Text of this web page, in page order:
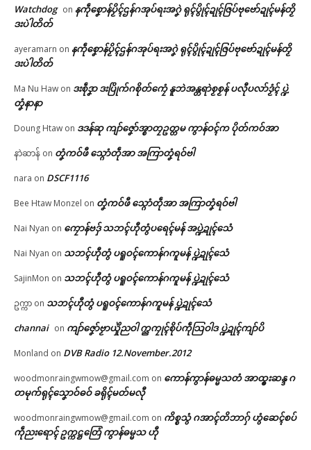
In "ပရိုၚ်"
Watchdog on နကဵုစၞောန်ပၟိၚ်ဌန်ဂအုပ်ရးအဂၞဲ ရုၚ်ပွိုၚ်ဍုၚ်ဇြပ်ဗုဗော်ဍုၚ်မန်တၟိ
ဒးပဲါတိတ်
ayeramarn on နကဵုစၞောန်ပၟိၚ်ဌန်ဂအုပ်ရးအဂၞဲ ရုၚ်ပွိုၚ်ဍုၚ်ဇြပ်ဗုဗော်ဍုၚ်မန်တၟိ
ဒးပဲါတိတ်
Ma Nu Haw on ဒးစဵုဒၞာ ဒးပြိုက်ဂစိုတ်ကၠေံ နူဘဲအန္တရာဲစၟစၟန် ပလီုပလာ်ဒၟံၚ် ပ္ဍဲ
တၞံနာနာ
Doung Htaw on ဒဒန်ဆု ကျာ်ဇၞော်အ္စာတၠဥတ္တမ ကွာန်ဝၚ်က ပိုတ်ကဝ်အာ
နာဲဆာန် on တၞံကဝ်ဖီ သ္ဂောံတဵုအာ အကြာတၞံရဝ်ဗါ
nara on DSCF1116
Bee Htaw Monzel on တၞံကဝ်ဖီ သ္ဂောံတဵုအာ အကြာတၞံရဝ်ဗါ
Nai Nyan on ကၠောန်ဗဒှ် သဘၚ်ဟီုတွံပရေၚ်မန် အပ္ဍဲဍုၚ်သေံ
Nai Nyan on သဘၚ်ဟီုတွံ ပရူဝၚ်ကောန်ဂကူမန် ပ္ဍဲဍုၚ်သေံ
SajinMon on သဘၚ်ဟီုတွံ ပရူဝၚ်ကောန်ဂကူမန် ပ္ဍဲဍုၚ်သေံ
ဥက္ကာ on သဘၚ်ဟီုတွံ ပရူဝၚ်ကောန်ဂကူမန် ပ္ဍဲဍုၚ်သေံ
channai on ကျာ်ဇၞော်ဗၟာယှိုဲညဝါ က္ညကၠုၚ်စိုပ်ကဵုသြဝါဒ ပ္ဍဲဍုၚ်ကျာ်ပိ
Monland on DVB Radio 12.November.2012
woodmonraingwmow@gmail.com on ကောန်ကွာန်ဓမ္မသတံ အာထ္ၜးဆန္ဒ ဂ
တမုက်ရုၚ်သၞောဝ်ဓဝ် ခရိုၚ်မတ်မလီု
woodmonraingwmow@gmail.com on ကိစ္စသွံ ဂအာၚ်တိဘာဂှ် ဟွံဆေၚ်စပ်
ကဵုညးရောၚ် ဥက္ကဋ္ဌတြေံ ကွာန်ဓမ္မသ ဟီု